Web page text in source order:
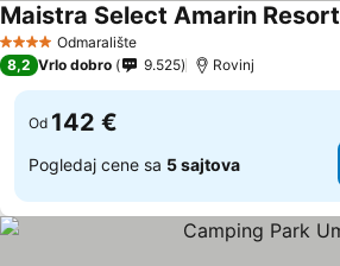
4 ZvezdiceOdmaralište
Maistra Select Amarin Resort
8,2 Vrlo dobro 9.525 Rovinj
Od 142 €
Pogledaj cene sa 5 sajtova